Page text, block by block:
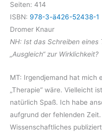
Seiten: 414
ISBN: 978-3-ä426-52438-1
Dromer Knaur
NH: Ist das Schreiben eines
„Ausgleich“ zur Wirklichkeit?
MT: Irgendjemand hat mich
„Therapie“ wäre. Vielleicht
natürlich Spaß. Ich habe
aufgrund der fehlenden
Wissenschaftliches